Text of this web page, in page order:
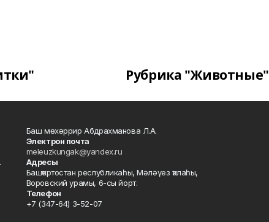
Рубрика "Животные"
Баш мөхәррир Абдрахманова Л.А.
Электрон почта
meleuzkungak@yandex.ru
Адресы
Башҡортостан республикаһы, Мәләүез ҡалаһы,
Воровский урамы, 6-сы йорт.
Телефон
+7 (347-64) 3-52-07